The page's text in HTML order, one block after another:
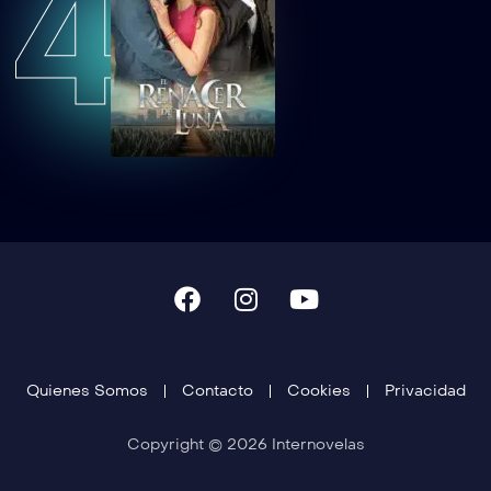
4
Quienes Somos Contacto Cookies Privacidad
Copyright © 2026 Internovelas